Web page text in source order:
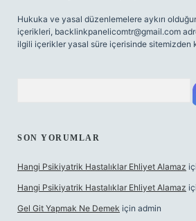
Hukuka ve yasal düzenlemelere aykırı
içerikleri, backlinkpanelicomtr@gmail.com
ilgili içerikler yasal süre içerisinde sitemizden
SON YORUMLAR
Hangi Psikiyatrik Hastalıklar Ehliyet Alamaz
Hangi Psikiyatrik Hastalıklar Ehliyet Alamaz
Gel Git Yapmak Ne Demek için admin